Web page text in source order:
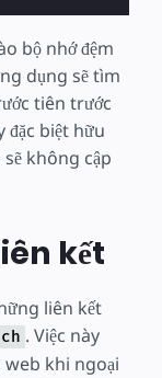
bộ nhớ đệm
dụng sẽ tìm
tiên trước
đặc biệt hữu
không cập
kết
liên kết
. Việc này
khi ngoại